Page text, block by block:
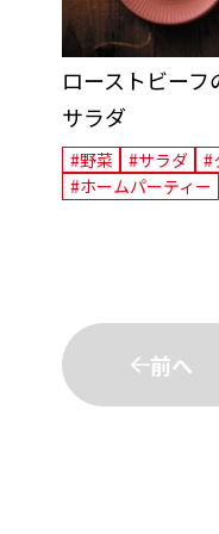
ローストビー
サラダ
#野菜 #サラダ
#
#ホームパーティー
前へ